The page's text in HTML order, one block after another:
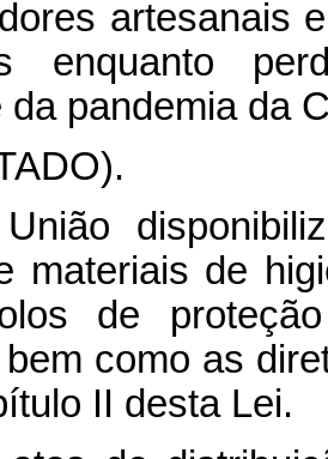
artesanais
enquanto
da pandemia da
materiais de
de
como as
II desta Lei.